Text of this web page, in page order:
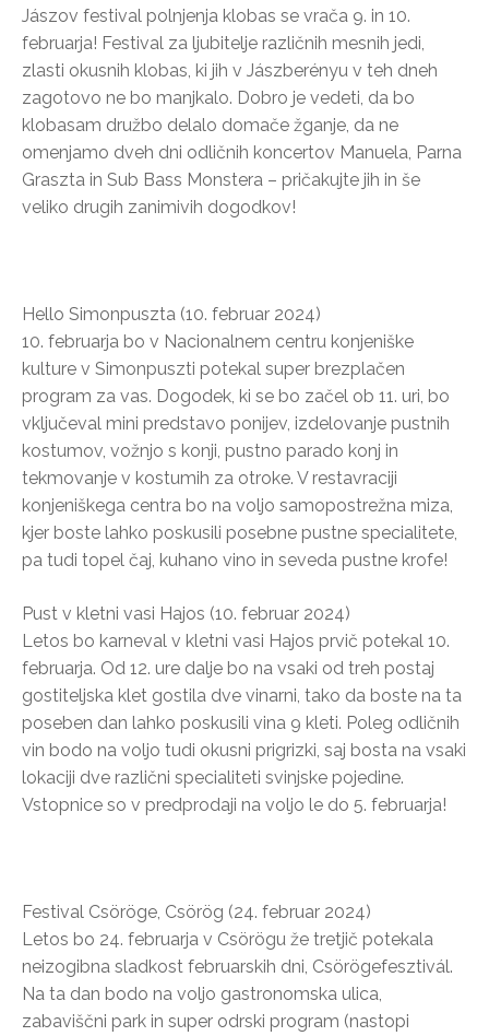
Jászov festival polnjenja klobas se vrača 9. in 10.
februarja! Festival za ljubitelje različnih mesnih jedi,
zlasti okusnih klobas, ki jih v Jászberényu v teh dneh
zagotovo ne bo manjkalo. Dobro je vedeti, da bo
klobasam družbo delalo domače žganje, da ne
omenjamo dveh dni odličnih koncertov Manuela, Parna
Graszta in Sub Bass Monstera – pričakujte jih in še
veliko drugih zanimivih dogodkov!
Hello Simonpuszta (10. februar 2024)
10. februarja bo v Nacionalnem centru konjeniške
kulture v Simonpuszti potekal super brezplačen
program za vas. Dogodek, ki se bo začel ob 11. uri, bo
vključeval mini predstavo ponijev, izdelovanje pustnih
kostumov, vožnjo s konji, pustno parado konj in
tekmovanje v kostumih za otroke. V restavraciji
konjeniškega centra bo na voljo samopostrežna miza,
kjer boste lahko poskusili posebne pustne specialitete,
pa tudi topel čaj, kuhano vino in seveda pustne krofe!
Pust v kletni vasi Hajos (10. februar 2024)
Letos bo karneval v kletni vasi Hajos prvič potekal 10.
februarja. Od 12. ure dalje bo na vsaki od treh postaj
gostiteljska klet gostila dve vinarni, tako da boste na ta
poseben dan lahko poskusili vina 9 kleti. Poleg odličnih
vin bodo na voljo tudi okusni prigrizki, saj bosta na vsaki
lokaciji dve različni specialiteti svinjske pojedine.
Vstopnice so v predprodaji na voljo le do 5. februarja!
Festival Csöröge, Csörög (24. februar 2024)
Letos bo 24. februarja v Csörögu že tretjič potekala
neizogibna sladkost februarskih dni, Csörögefesztivál.
Na ta dan bodo na voljo gastronomska ulica,
zabaviščni park in super odrski program (nastopi